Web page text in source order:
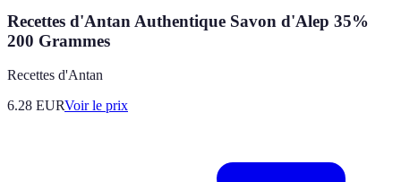
Recettes d'Antan Authentique Savon d'Alep 35%
200 Grammes
Recettes d'Antan
6.28 EURVoir le prix